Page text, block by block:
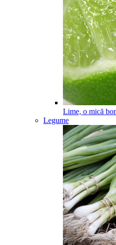
Lime, o mică
Legume